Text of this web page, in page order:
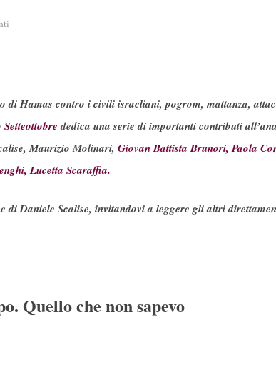
di Hamas contro i civili israeliani, pogrom, mattanza,
Setteottobrededica una serie di importanti contributi
Maurizio Molinari, Giovan Battista Brunori, Paola
Lucetta Scaraffia.
di Daniele Scalise, invitandovi a leggere gli altri
Quello che non sapevo